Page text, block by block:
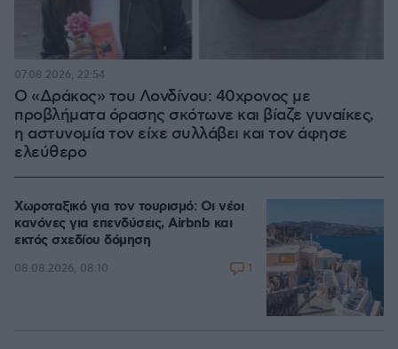
Ο «Δράκος» του Λονδίνου: 40χρονος με
προβλήματα όρασης σκότωνε και βίαζε γυναίκες,
η αστυνομία τον είχε συλλάβει και τον άφησε
ελεύθερο
07.08.2026, 22:54
Χωροταξικό για τον τουρισμό: Οι νέοι
κανόνες για επενδύσεις, Airbnb και
εκτός σχεδίου δόμηση
08.08.2026, 08:10 1